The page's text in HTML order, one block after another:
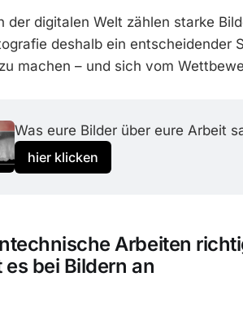
der digitalen Welt zählen starke
deshalb ein entscheidender
machen – und sich vom
Was eure Bilder über eure Arbeit
hier klicken
Arbeiten
es bei Bildern an